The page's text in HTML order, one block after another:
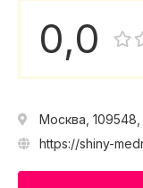
0,0
Москва, 109548,
https://shiny-